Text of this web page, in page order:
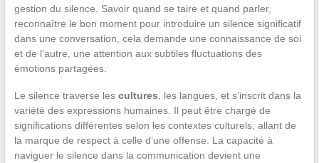
gestion du silence. Savoir quand se taire et quand parler,
reconnaître le bon moment pour introduire un silence significatif
dans une conversation, cela demande une connaissance de soi
et de l’autre, une attention aux subtiles fluctuations des
émotions partagées.
Le silence traverse les cultures , les langues, et s’inscrit dans la
variété des expressions humaines. Il peut être chargé de
significations différentes selon les contextes culturels, allant de
la marque de respect à celle d’une offense. La capacité à
naviguer le silence dans la communication devient une